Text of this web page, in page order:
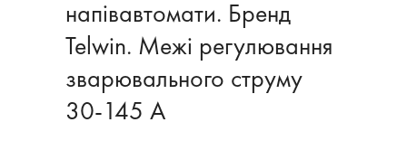
напівавтомати. Бренд
Telwin. Межі регулювання
зварювального струму
30-145 А